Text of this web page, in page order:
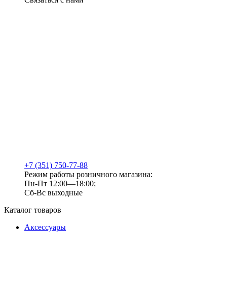
+7 (351) 750-77-88
Режим работы розничного магазина:
Пн-Пт 12:00—18:00;
Сб-Вс выходные
Каталог товаров
Аксессуары